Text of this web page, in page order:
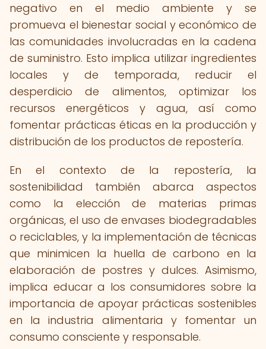
negativo en el medio ambiente y se
promueva el bienestar social y económico de
las comunidades involucradas en la cadena
de suministro. Esto implica utilizar ingredientes
locales y de temporada, reducir el
desperdicio de alimentos, optimizar los
recursos energéticos y agua, así como
fomentar prácticas éticas en la producción y
distribución de los productos de repostería.
En el contexto de la repostería, la
sostenibilidad también abarca aspectos
como la elección de materias primas
orgánicas, el uso de envases biodegradables
o reciclables, y la implementación de técnicas
que minimicen la huella de carbono en la
elaboración de postres y dulces. Asimismo,
implica educar a los consumidores sobre la
importancia de apoyar prácticas sostenibles
en la industria alimentaria y fomentar un
consumo consciente y responsable.